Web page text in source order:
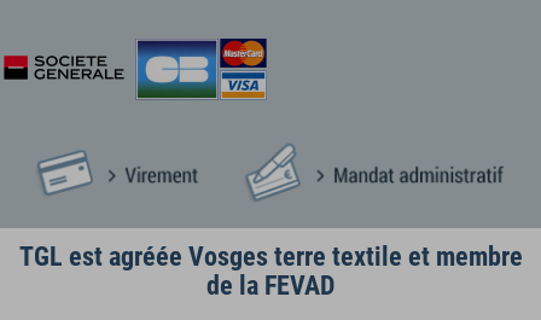
TGL est agréée Vosges terre textile et membre
de la FEVAD